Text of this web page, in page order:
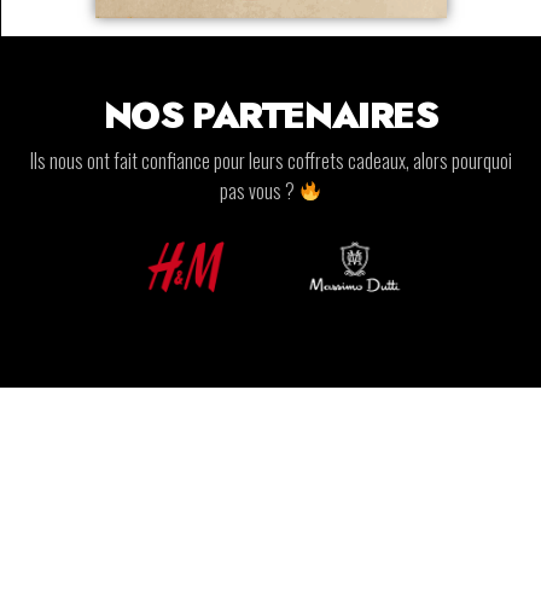
NOS PARTENAIRES
Ils nous ont fait confiance pour leurs coffrets cadeaux, alors pourquoi
pas vous ?